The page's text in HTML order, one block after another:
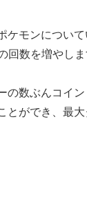
ケモンについ
数を増やしま
の数ぶんコイ
ができ、最